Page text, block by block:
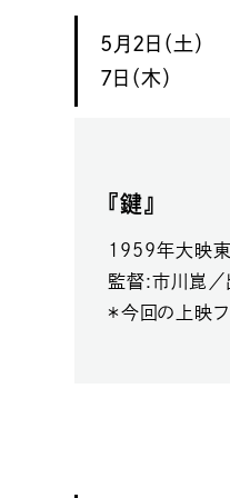
5月2日（土）
7日（木）
『鍵』
1959年大映東
監督:市川崑／
＊今回の上映フ